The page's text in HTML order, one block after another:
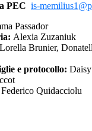
PEC is-
Passador
Alexia Zuzaniuk
Lorella Brunier,
e protocollo:
Federico Quidacciolu